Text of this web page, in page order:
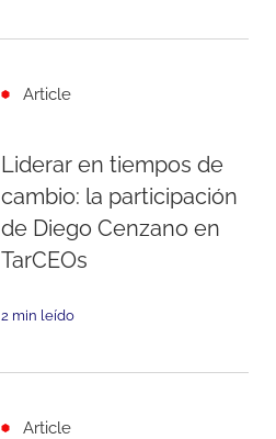
Article
Liderar en tiempos de
cambio: la participación
de Diego Cenzano en
TarCEOs
2 min leído
Article